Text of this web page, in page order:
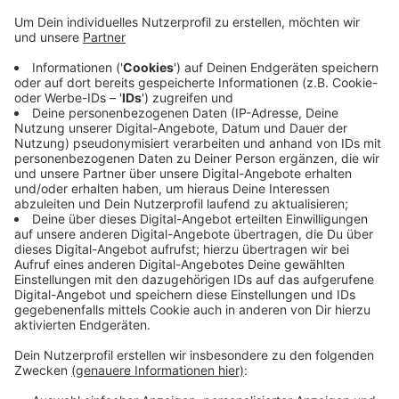
Zwei Männer haben in den letzten Tagen mehrmals in
Traar versucht, sich als Energieberater Zutritt zu
Häusern zu verschaffen. An einem Haus am
Heyenfeldweg scheiterten die Unbekannten an einer
Seniorin. Die beiden Männer hatten zuvor die Seniorin
angerufen, um einen Termin mit ihr zu vereinbaren. Die
holte sich Hilfe von ihrem Nachbarn. Als die Männer
eintrafen, konnten sie sich nicht als Energieberater
ausweisen. Die Männer entfernten sich in einem alten
grauen Audi mit Solinger Kennzeichen.
Anzeige